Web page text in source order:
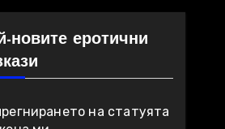
новите еротични
на статуята